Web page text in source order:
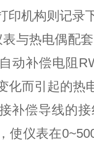
印机构则记录
与热电偶配套
动补偿电阻
化而引起的热
补偿导线的
使仪表在